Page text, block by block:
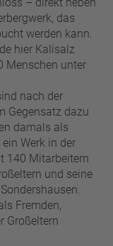
das
werden kann.
hier Kalisalz
Menschen unter
nach der
Gegensatz dazu
damals als
Werk in der
140 Mitarbeitern
und seine
Fremden,
Großeltern